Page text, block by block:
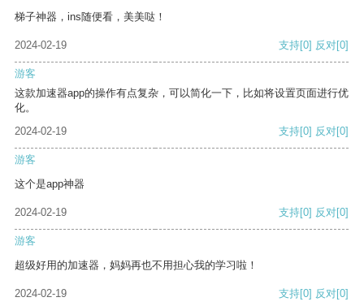
梯子神器，ins随便看，美美哒！
2024-02-19 支持[0] 反对[0]
游客
这款加速器app的操作有点复杂，可以简化一下，比如将设置页面进行优
化。
2024-02-19
支持[0] 反对[0]
游客
这个是app神器
2024-02-19 支持[0] 反对[0]
游客
超级好用的加速器，妈妈再也不用担心我的学习啦！
2024-02-19 支持[0] 反对[0]